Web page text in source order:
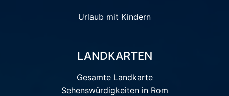
Urlaub mit Kindern
LANDKARTEN
Gesamte Landkarte
Sehenswürdigkeiten in Rom